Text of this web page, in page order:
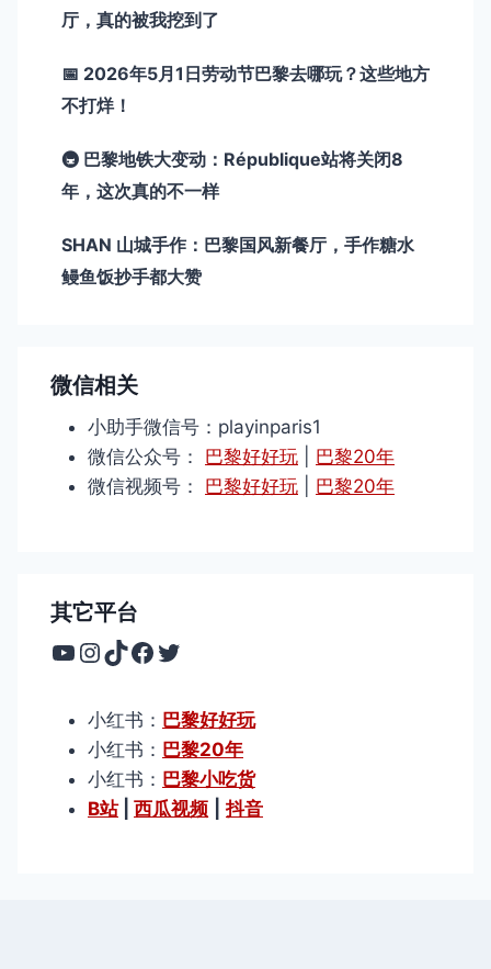
厅，真的被我挖到了
📅 2026年5月1日劳动节巴黎去哪玩？这些地方
不打烊！
🚇 巴黎地铁大变动：République站将关闭8
年，这次真的不一样
SHAN 山城手作：巴黎国风新餐厅，手作糖水
鳗鱼饭抄手都大赞
微信相关
小助手微信号：playinparis1
微信公众号： 巴黎好好玩
巴黎20年
微信视频号： 巴黎好好玩 巴黎20年
其它平台
YouTube
Instagram
TikTok
Facebook
Twitter
小红书： 巴黎好好玩
小红书： 巴黎20年
小红书： 巴黎小吃货
B站| 西瓜视频 抖音